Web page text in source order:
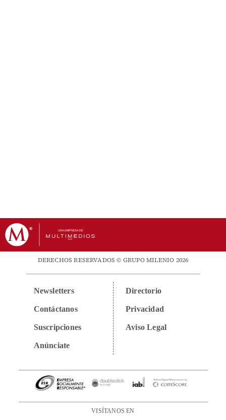
DERECHOS RESERVADOS © GRUPO MILENIO 2026
Newsletters
Contáctanos
Suscripciones
Anúnciate
Directorio
Privacidad
Aviso Legal
VISÍTANOS EN